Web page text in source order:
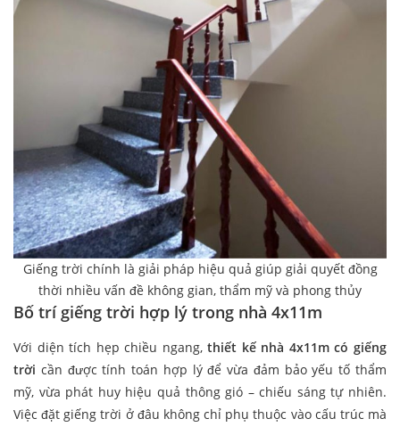
Giếng trời chính là giải pháp hiệu quả giúp giải quyết đồng
thời nhiều vấn đề không gian, thẩm mỹ và phong thủy
Bố trí giếng trời hợp lý trong nhà 4x11m
Với diện tích hẹp chiều ngang,thiết kế nhà 4x11m có giếng
trời cần được tính toán hợp lý để vừa đảm bảo yếu tố thẩm
mỹ, vừa phát huy hiệu quả thông gió – chiếu sáng tự nhiên.
Việc đặt giếng trời ở đâu không chỉ phụ thuộc vào cấu trúc mà